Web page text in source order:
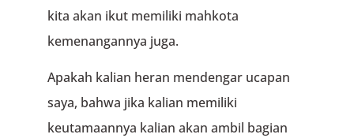
kita akan ikut memiliki mahkota
kemenangannya juga.
Apakah kalian heran mendengar ucapan
saya, bahwa jika kalian memiliki
keutamaannya kalian akan ambil bagian